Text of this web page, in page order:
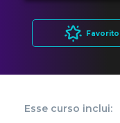
Favorito
Esse curso inclui: